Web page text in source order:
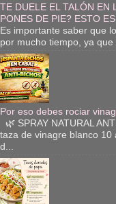
TE DUELE EL TALÓN EN
PONES DE PIE? ESTO
Es importante saber que
por mucho tiempo, ya que
Por eso debes rociar
🌿 SPRAY NATURAL
taza de vinagre blanco
d...